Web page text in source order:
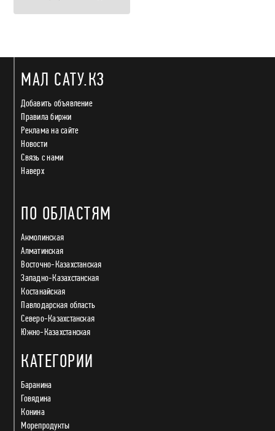
МАЛ САТУ.КЗ
Добавить объявление
Правила биржи
Реклама на сайте
Новости
Связь с нами
Наверх
ПО ОБЛАСТЯМ
Акмолинская
Алматинская
Восточно-Казахстанская
Западно-Казахстанская
Костанайская
Павлодарская область
Северо-Казахстанская
Южно-Казахстанская
КАТЕГОРИИ
Баранина
Говядина
Конина
Морепродукты